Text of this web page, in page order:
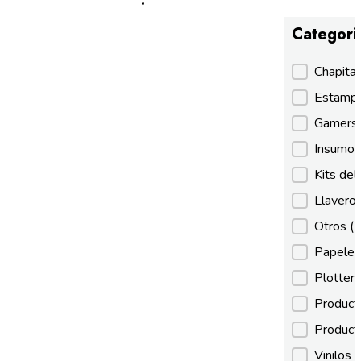
Gamers
Kits
Otros
Vinilos